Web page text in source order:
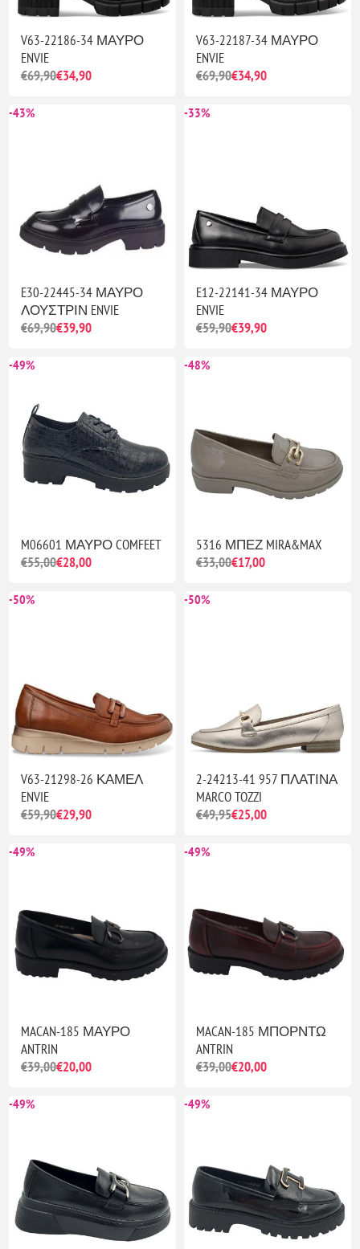
V63-22186-34 ΜΑΥΡΟ
ENVIE
€69,90€34,90
V63-22187-34 ΜΑΥΡΟ
ENVIE
€69,90€34,90
-43%
E30-22445-34 ΜΑΥΡΟ
ΛΟΥΣΤΡΙΝ ENVIE
€69,90€39,90
-33%
E12-22141-34 ΜΑΥΡΟ
ENVIE
€59,90€39,90
-49%
M06601 ΜΑΥΡΟ COMFEET
€55,00€28,00
-48%
5316 ΜΠΕΖ MIRA&MAX
€33,00€17,00
-50%
V63-21298-26 ΚΑΜΕΛ
ENVIE
€59,90€29,90
-50%
2-24213-41 957 ΠΛΑΤΙΝΑ
MARCO TOZZI
€49,95€25,00
-49%
MACAN-185 ΜΑΥΡΟ
ANTRIN
€39,00€20,00
-49%
MACAN-185 ΜΠΟΡΝΤΩ
ANTRIN
€39,00€20,00
-49% -49%